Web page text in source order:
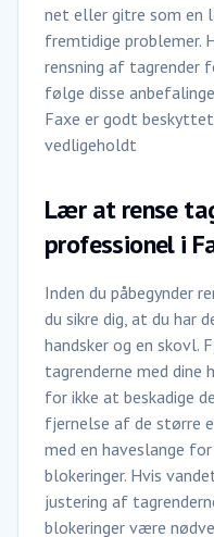
net eller gitre som en
fremtidige problemer.
rensning af tagrender
følge disse
Faxe er godt
vedligeholdt
Lær at rense
professionel i
Inden du påbegynder
du sikre dig, at du har
handsker og en skovl.
tagrenderne med dine
for ikke at beskadige
fjernelse af de større
med en haveslange
blokeringer. Hvis
justering af
blokeringer være